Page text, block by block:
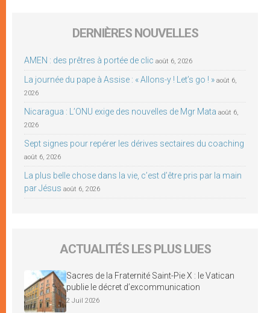
DERNIÈRES NOUVELLES
AMEN : des prêtres à portée de clic août 6, 2026
La journée du pape à Assise : « Allons-y ! Let’s go ! » août 6,
2026
Nicaragua : L’ONU exige des nouvelles de Mgr Mata août 6,
2026
Sept signes pour repérer les dérives sectaires du coaching
août 6, 2026
La plus belle chose dans la vie, c’est d’être pris par la main
par Jésus août 6, 2026
ACTUALITÉS LES PLUS LUES
Sacres de la Fraternité Saint-Pie X : le Vatican
publie le décret d’excommunication
2 Juil 2026